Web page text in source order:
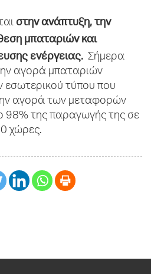
στην ανάπτυξη, την
μπαταριών και
ενέργειας. Σήμερα
αγορά μπαταριών
εσωτερικού τύπου που
αγορά των μεταφορών
98% της παραγωγής της σε
χώρες.